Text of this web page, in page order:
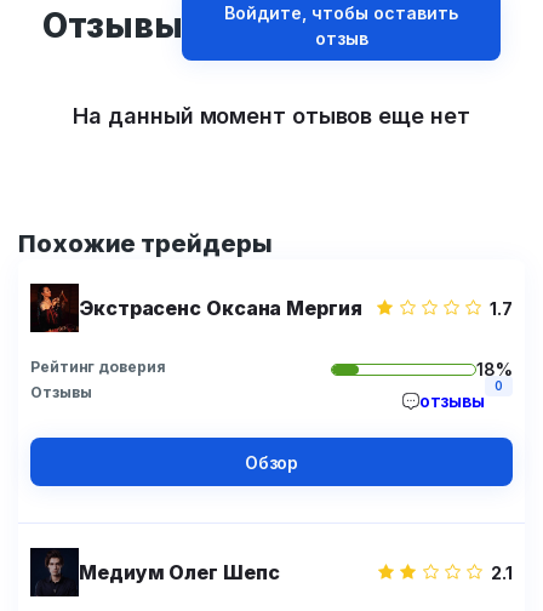
Отзывы
Войдите, чтобы оставить
отзыв
На данный момент отывов еще нет
Похожие трейдеры
Экстрасенс Оксана Мергия 1.7
Рейтинг доверия 18%
Отзывы отзывы
0
Обзор
Медиум Олег Шепс 2.1